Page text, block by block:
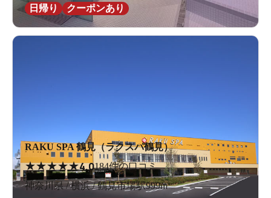
日帰り クーポンあり
RAKU SPA 鶴見（ラクスパ鶴見）
★★★★★4.0184件の口コミ
神奈川県 / 横浜 / 鶴見市場駅999m